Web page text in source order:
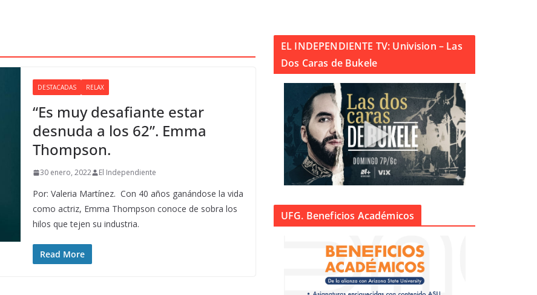
DESTACADAS RELAX
“Es muy desafiante estar
desnuda a los 62”. Emma
Thompson.
30 enero, 2022 El Independiente
Por: Valeria Martínez. Con 40 años ganándose la vida
como actriz, Emma Thompson conoce de sobra los
hilos que tejen su industria.
Read More
EL INDEPENDIENTE TV: Univision – Las
Dos Caras de Bukele
UFG. Beneficios Académicos